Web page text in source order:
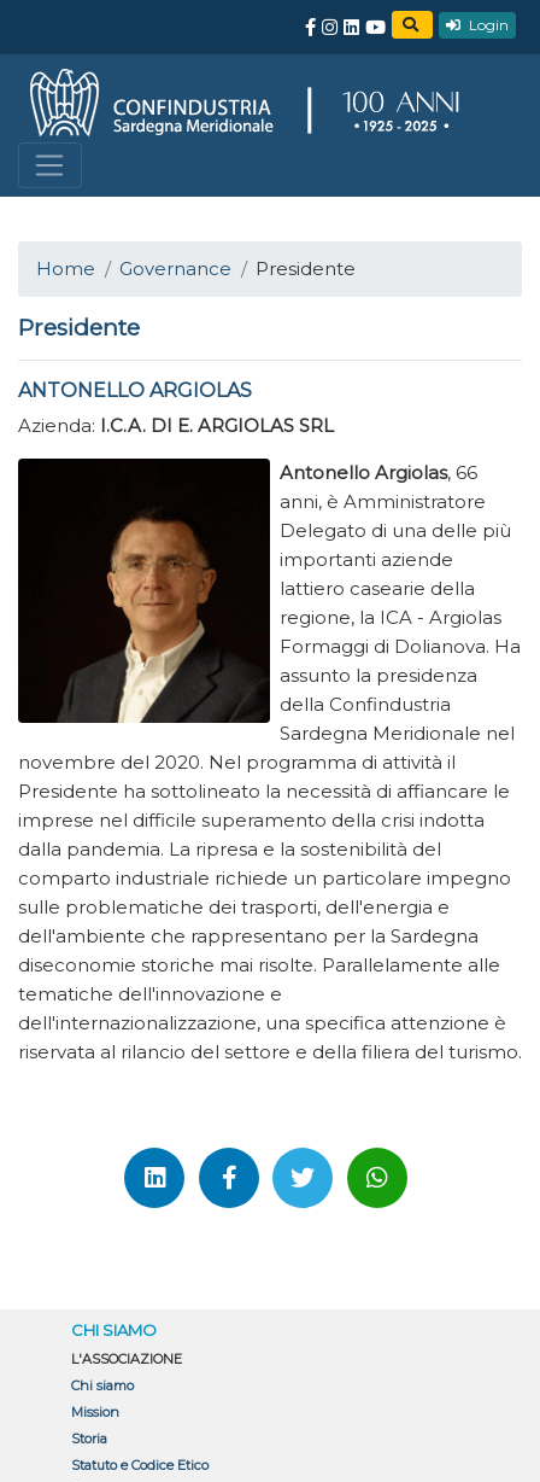
Login
Home Governance Presidente
Presidente
ANTONELLO ARGIOLAS
Azienda: I.C.A. DI E. ARGIOLAS SRL
Antonello Argiolas, 66
anni, è Amministratore
Delegato di una delle più
importanti aziende
lattiero casearie della
regione, la ICA - Argiolas
Formaggi di Dolianova. Ha
assunto la presidenza
della Confindustria
Sardegna Meridionale nel
novembre del 2020. Nel programma di attività il
Presidente ha sottolineato la necessità di affiancare le
imprese nel difficile superamento della crisi indotta
dalla pandemia. La ripresa e la sostenibilità del
comparto industriale richiede un particolare impegno
sulle problematiche dei trasporti, dell'energia e
dell'ambiente che rappresentano per la Sardegna
diseconomie storiche mai risolte. Parallelamente alle
tematiche dell'innovazione e
dell'internazionalizzazione, una specifica attenzione è
riservata al rilancio del settore e della filiera del turismo.
CHI SIAMO
L'ASSOCIAZIONE
Chi siamo
Mission
Storia
Statuto e Codice Etico